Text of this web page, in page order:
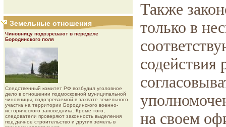
Земельные отношения
Чиновницу подозревают в переделе
Бородинского поля
Следственный комитет РФ возбудил уголовное
дело в отношении подмосковной муниципальной
чиновницы, подозреваемой в захвате земельного
участка на территории Бородинского военно-
исторического заповедника. Кроме того,
следователи проверяют законность выделения
под дачное строительство и других земель в
Также
только в
на своем